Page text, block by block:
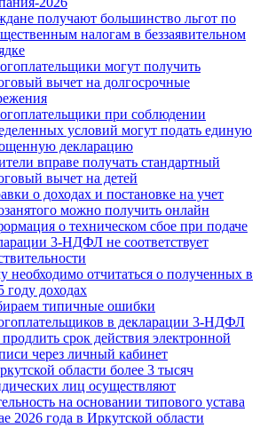
получают большинство льгот по
налогам в беззаявительном
могут получить
вычет на долгосрочные
при соблюдении
условий могут подать единую
декларацию
вправе получать стандартный
вычет на детей
о доходах и постановке на учет
можно получить онлайн
о техническом сбое при подаче
3-НДФЛ не соответствует
необходимо отчитаться о полученных в
году доходах
типичные ошибки
в декларации 3-НДФЛ
срок действия электронной
через личный кабинет
области более 3 тысяч
лиц осуществляют
на основании типового устава
2026 года в Иркутской области